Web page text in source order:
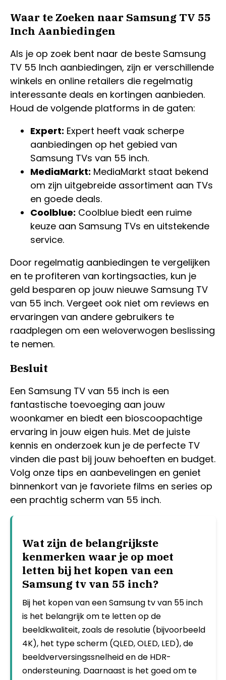
Waar te Zoeken naar Samsung TV 55
Inch Aanbiedingen
Als je op zoek bent naar de beste Samsung
TV 55 Inch aanbiedingen, zijn er verschillende
winkels en online retailers die regelmatig
interessante deals en kortingen aanbieden.
Houd de volgende platforms in de gaten:
Expert: Expert heeft vaak scherpe
aanbiedingen op het gebied van
Samsung TVs van 55 inch.
MediaMarkt: MediaMarkt staat bekend
om zijn uitgebreide assortiment aan TVs
en goede deals.
Coolblue: Coolblue biedt een ruime
keuze aan Samsung TVs en uitstekende
service.
Door regelmatig aanbiedingen te vergelijken
en te profiteren van kortingsacties, kun je
geld besparen op jouw nieuwe Samsung TV
van 55 inch. Vergeet ook niet om reviews en
ervaringen van andere gebruikers te
raadplegen om een weloverwogen beslissing
te nemen.
Besluit
Een Samsung TV van 55 inch is een
fantastische toevoeging aan jouw
woonkamer en biedt een bioscoopachtige
ervaring in jouw eigen huis. Met de juiste
kennis en onderzoek kun je de perfecte TV
vinden die past bij jouw behoeften en budget.
Volg onze tips en aanbevelingen en geniet
binnenkort van je favoriete films en series op
een prachtig scherm van 55 inch.
Wat zijn de belangrijkste
kenmerken waar je op moet
letten bij het kopen van een
Samsung tv van 55 inch?
Bij het kopen van een Samsung tv van 55 inch
is het belangrijk om te letten op de
beeldkwaliteit, zoals de resolutie (bijvoorbeeld
4K), het type scherm (QLED, OLED, LED), de
beeldverversingssnelheid en de HDR-
ondersteuning. Daarnaast is het goed om te